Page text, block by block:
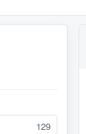
129